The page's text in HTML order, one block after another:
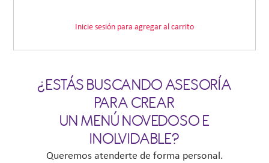
Inicie sesión para agregar al carrito
¿ESTÁS BUSCANDO ASESORÍA
PARA CREAR
UN MENÚ NOVEDOSO E
INOLVIDABLE?
Queremos atenderte de forma personal.